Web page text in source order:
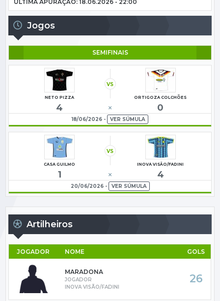
ÚLTIMA APURAÇÃO: 18.06.2026 - 22:00
Jogos
SEMIFINAIS
NETO PIZZA
VS
ORTIGOZA COLCHÕES
4 0
18/06/2026 - VER SÚMULA
CASA GUILMO
VS
INOVA VISÃO/FADINI
1 4
20/06/2026 - VER SÚMULA
Artilheiros
JOGADOR NOME GOLS
MARADONA
JOGADOR
INOVA VISÃO/FADINI
26